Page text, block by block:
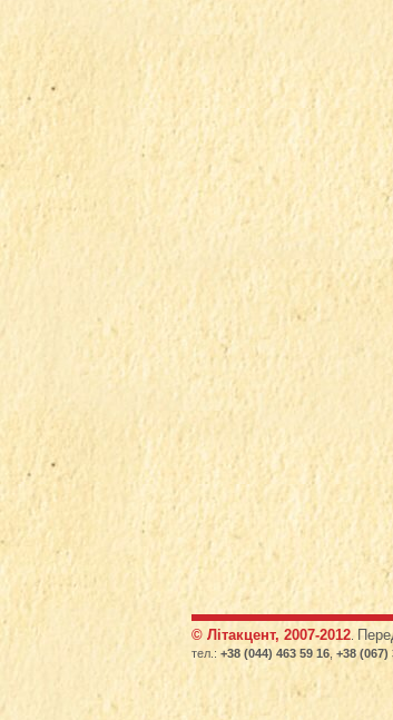
© Літакцент, 2007-2012
тел.: +38 (044) 463 59 16 +38 (067)